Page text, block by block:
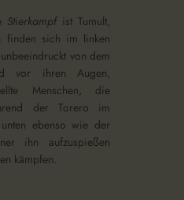
Stierkampfist Tumult,
sich im linken
von dem
vor ihren Augen,
Menschen, die
der Torero im
ebenso wie der
ihn aufzuspießen
kämpfen.